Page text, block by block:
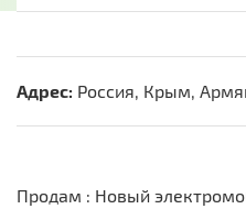
Адрес: Россия, Крым,
Продам : Новый